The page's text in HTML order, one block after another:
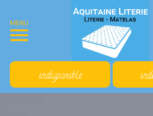
MENU
indisponible